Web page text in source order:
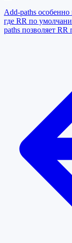
Add-paths особенно
где RR по
paths позволяет RR